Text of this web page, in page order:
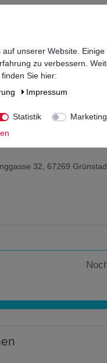
32, 67269
auf unserer Website.
zu verbessern.
Sie hier:
Impressum
Statistik Marketing